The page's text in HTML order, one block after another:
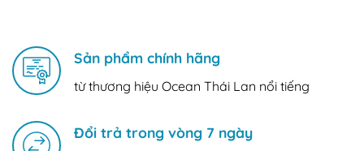
Sản phẩm chính hãng
từ thương hiệu Ocean Thái Lan nổi tiếng
Đổi trả trong vòng 7 ngày